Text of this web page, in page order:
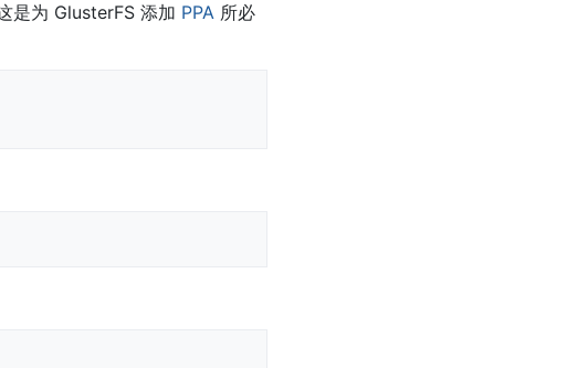
是为 GlusterFS 添加 PPA 所必